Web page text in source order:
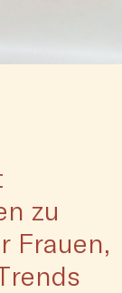
zu
Frauen,